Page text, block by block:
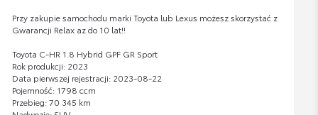
Przy zakupie samochodu marki Toyota lub Lexus możesz skorzystać z
Gwarancji Relax az do 10 lat!!
Toyota C-HR 1.8 Hybrid GPF GR Sport
Rok produkcji: 2023
Data pierwszej rejestracji: 2023-08-22
Pojemność: 1798 ccm
Przebieg: 70 345 km